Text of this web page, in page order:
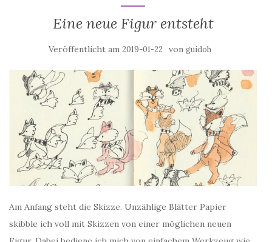
Eine neue Figur entsteht
Veröffentlicht am 2019-01-22 von guidoh
Am Anfang steht die Skizze. Unzählige Blätter Papier
skibble ich voll mit Skizzen von einer möglichen neuen